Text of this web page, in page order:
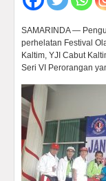
SAMARINDA —
perhelatan Festival
Kaltim, YJI Cabut
Seri VI Perorangan